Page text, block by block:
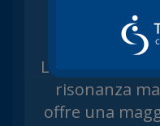
La sede di
risonanza
offre una